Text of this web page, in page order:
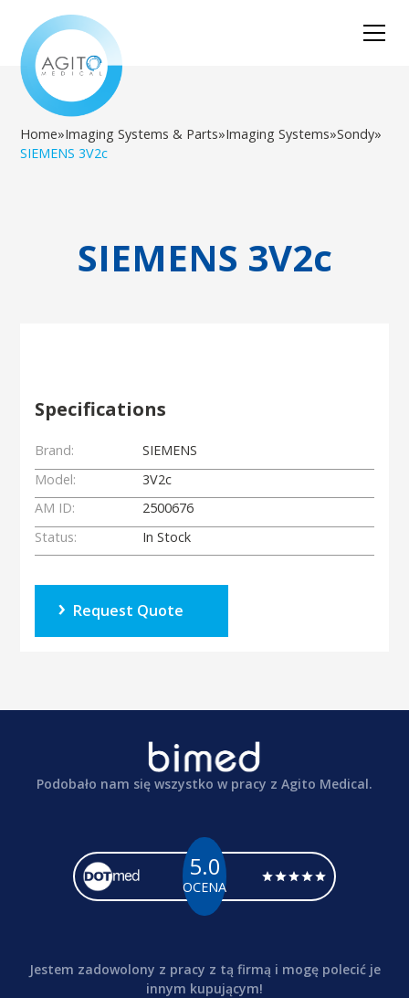
Home»Imaging Systems & Parts»Imaging Systems»Sondy»
SIEMENS 3V2c
SIEMENS 3V2c
Specifications
Brand:
SIEMENS
Model:
3V2c
AM ID:
2500676
Status:
In Stock
Request Quote
Podobało nam się wszystko w pracy z Agito Medical.
5.0
OCENA
Jestem zadowolony z pracy z tą firmą i mogę polecić je
innym kupującym!